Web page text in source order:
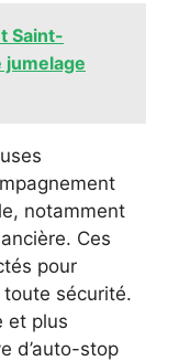
Saint-
jumelage
notamment
Ces
pour
sécurité.
et plus
d’auto-stop